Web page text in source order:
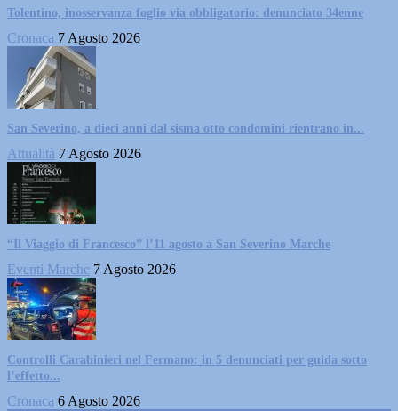
Tolentino, inosservanza foglio via obbligatorio: denunciato 34enne
Cronaca 7 Agosto 2026
San Severino, a dieci anni dal sisma otto condomini rientrano in...
Attualità 7 Agosto 2026
“Il Viaggio di Francesco” l’11 agosto a San Severino Marche
Eventi Marche 7 Agosto 2026
Controlli Carabinieri nel Fermano: in 5 denunciati per guida sotto
l’effetto...
Cronaca 6 Agosto 2026